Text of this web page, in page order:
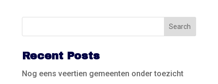
Recent Posts
Nog eens veertien gemeenten onder toezicht